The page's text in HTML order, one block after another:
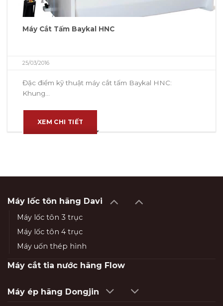
Máy Cắt Tấm Baykal HNC
25/03/2016
Đặc điểm kỹ thuật máy cắt tấm Baykal HNC:
Khung...
XEM CHI TIẾT
Máy lốc tôn hãng Davi
Máy lốc tôn 3 trục
Máy lốc tôn 4 trục
Máy uốn thép hình
Máy cắt tia nước hãng Flow
Máy ép hãng Dongjin